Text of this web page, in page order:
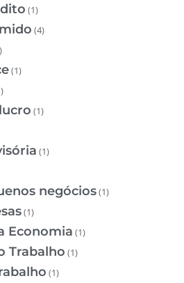
(1)
(4)
(1)
(1)
(1)
negócios(1)
(1)
Economia (1)
Trabalho (1)
(1)